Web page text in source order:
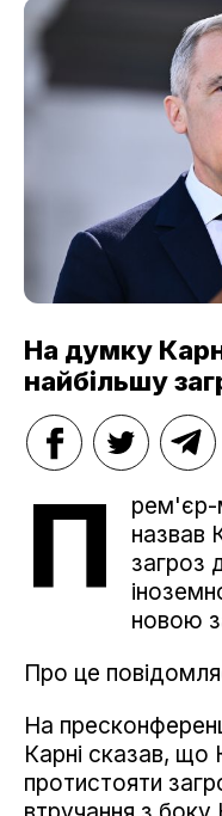
На думку
найбільшу
П
рем'єр-
назвав
загроз
новою
Про це
На
Карні сказав, що
протистояти